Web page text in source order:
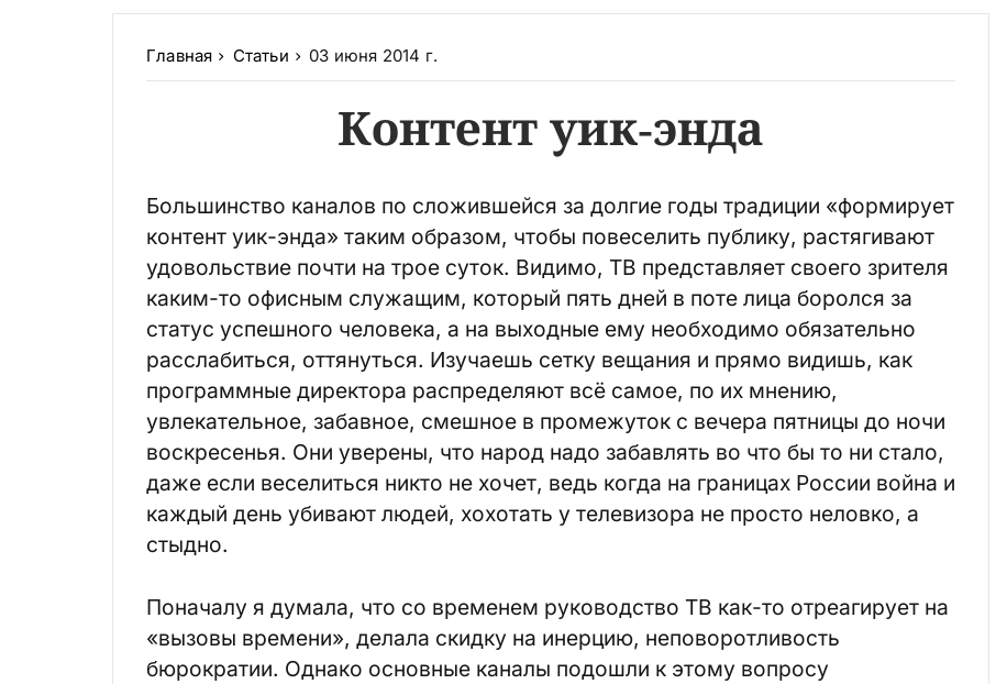
Главная Статьи 03 июня 2014 г.
Контент уик-энда
Большинство каналов по сложившейся за долгие годы традиции «формирует
контент уик-энда» таким образом, чтобы повеселить публику, растягивают
удовольствие почти на трое суток. Видимо, ТВ представляет своего зрителя
каким-то офисным служащим, который пять дней в поте лица боролся за
статус успешного человека, а на выходные ему необходимо обязательно
расслабиться, оттянуться. Изучаешь сетку вещания и прямо видишь, как
программные директора распределяют всё самое, по их мнению,
увлекательное, забавное, смешное в промежуток с вечера пятницы до ночи
воскресенья. Они уверены, что народ надо забавлять во что бы то ни стало,
даже если веселиться никто не хочет, ведь когда на границах России война и
каждый день убивают людей, хохотать у телевизора не просто неловко, а
стыдно.
Поначалу я думала, что со временем руководство ТВ как-то отреагирует на
«вызовы времени», делала скидку на инерцию, неповоротливость
бюрократии. Однако основные каналы подошли к этому вопросу